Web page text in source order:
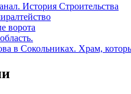
История Строительства
ворота
в Сокольниках. Храм,